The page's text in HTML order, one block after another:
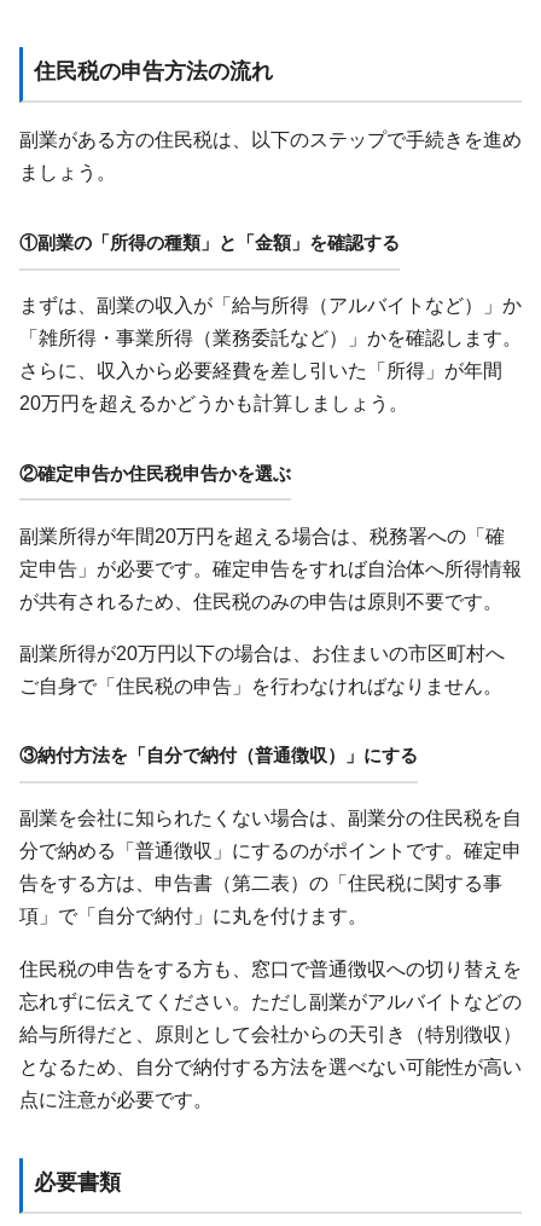
住民税の申告方法の流れ
副業がある方の住民税は、以下のステップで手続きを進め
ましょう。
①副業の「所得の種類」と「金額」を確認する
まずは、副業の収入が「給与所得（アルバイトなど）」か
「雑所得・事業所得（業務委託など）」かを確認します。
さらに、収入から必要経費を差し引いた「所得」が年間
20万円を超えるかどうかも計算しましょう。
②確定申告か住民税申告かを選ぶ
副業所得が年間20万円を超える場合は、税務署への「確
定申告」が必要です。確定申告をすれば自治体へ所得情報
が共有されるため、住民税のみの申告は原則不要です。
副業所得が20万円以下の場合は、お住まいの市区町村へ
ご自身で「住民税の申告」を行わなければなりません。
③納付方法を「自分で納付（普通徴収）」にする
副業を会社に知られたくない場合は、副業分の住民税を自
分で納める「普通徴収」にするのがポイントです。確定申
告をする方は、申告書（第二表）の「住民税に関する事
項」で「自分で納付」に丸を付けます。
住民税の申告をする方も、窓口で普通徴収への切り替えを
忘れずに伝えてください。ただし副業がアルバイトなどの
給与所得だと、原則として会社からの天引き（特別徴収）
となるため、自分で納付する方法を選べない可能性が高い
点に注意が必要です。
必要書類